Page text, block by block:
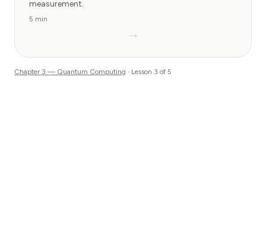
measurement.
5 min
→
Chapter 3 — Quantum Computing · Lesson 3 of 5